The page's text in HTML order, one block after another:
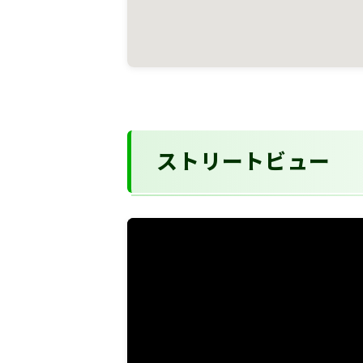
ストリートビュー